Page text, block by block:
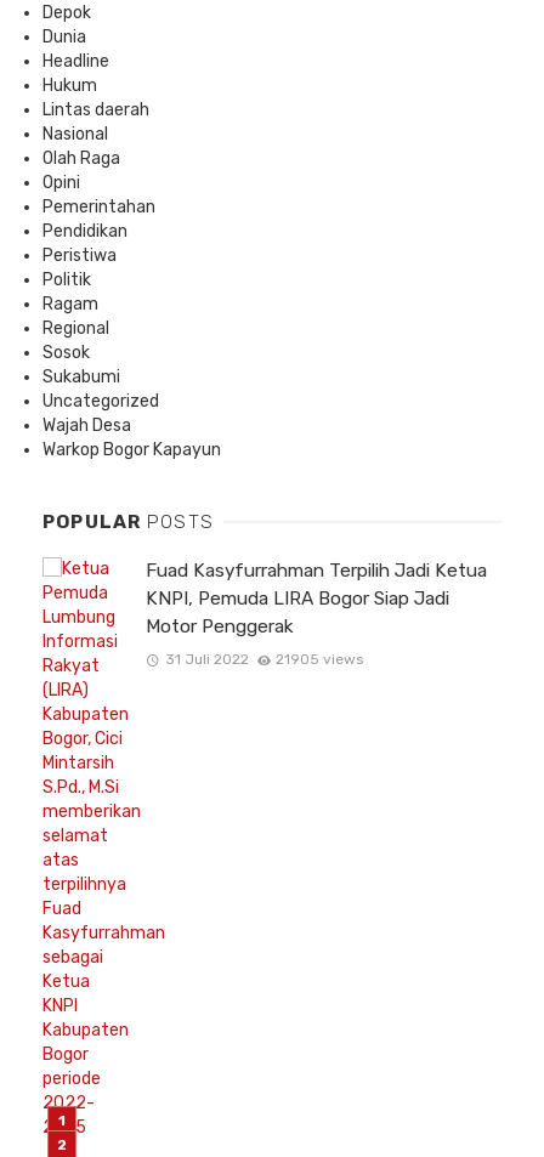
Depok
Dunia
Headline
Hukum
Lintas daerah
Nasional
Olah Raga
Opini
Pemerintahan
Pendidikan
Peristiwa
Politik
Ragam
Regional
Sosok
Sukabumi
Uncategorized
Wajah Desa
Warkop Bogor Kapayun
POPULAR POSTS
Fuad Kasyfurrahman Terpilih Jadi Ketua
KNPI, Pemuda LIRA Bogor Siap Jadi
Motor Penggerak
31 Juli 2022 21905 views